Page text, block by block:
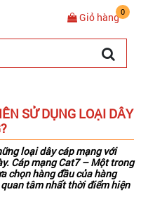
Giỏ hàng0
SỬ DỤNG LOẠI DÂY
loại dây cáp mạng với
Cáp mạng Cat7– Một trong
chọn hàng đầu của hàng
tâm nhất thời điểm hiện